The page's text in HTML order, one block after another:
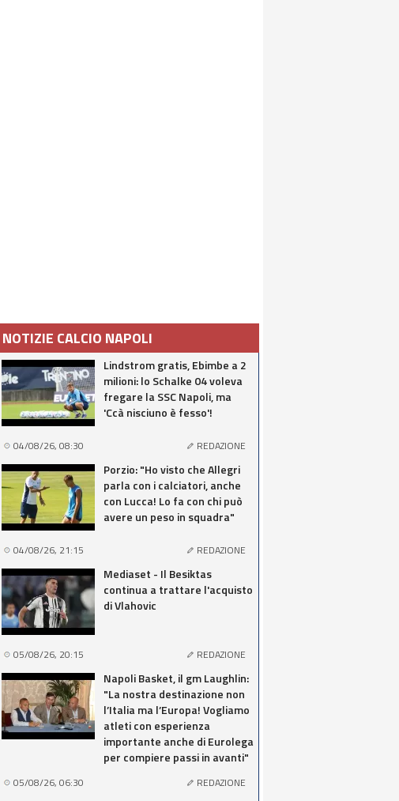
NOTIZIE CALCIO NAPOLI
Lindstrom gratis, Ebimbe a 2
milioni: lo Schalke 04 voleva
fregare la SSC Napoli, ma
'Ccà nisciuno è fesso'!
04/08/26, 08:30 REDAZIONE
Porzio: "Ho visto che Allegri
parla con i calciatori, anche
con Lucca! Lo fa con chi può
avere un peso in squadra"
04/08/26, 21:15 REDAZIONE
Mediaset - Il Besiktas
continua a trattare l'acquisto
di Vlahovic
05/08/26, 20:15 REDAZIONE
Napoli Basket, il gm Laughlin:
"La nostra destinazione non
l’Italia ma l’Europa! Vogliamo
atleti con esperienza
importante anche di Eurolega
per compiere passi in avanti"
05/08/26, 06:30 REDAZIONE